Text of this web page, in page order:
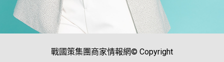
戰國策集團商家情報網© Copyright